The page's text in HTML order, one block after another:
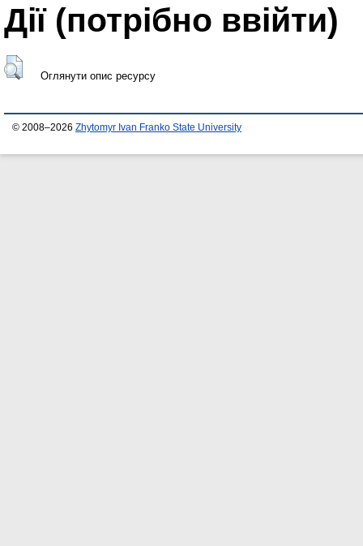
Дії ​​(потрібно ввійти)
Оглянути опис ресурсу
© 2008–2026 Zhytomyr Ivan Franko State University